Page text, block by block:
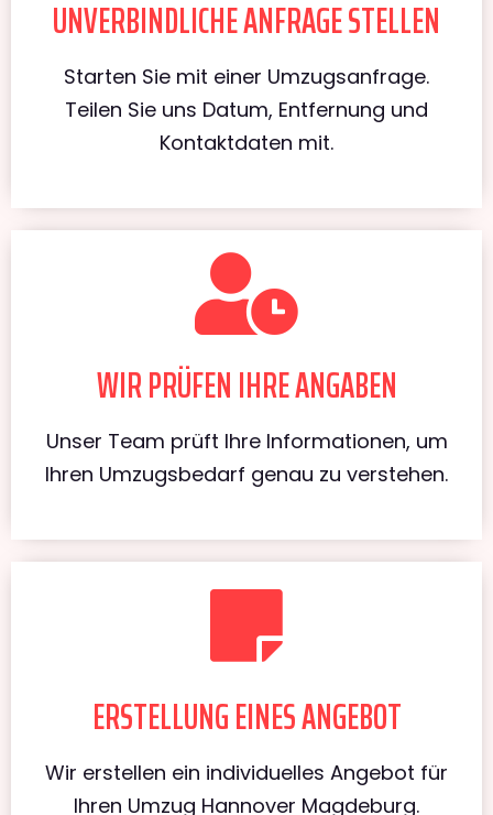
UNVERBINDLICHE ANFRAGE STELLEN
Starten Sie mit einer Umzugsanfrage.
Teilen Sie uns Datum, Entfernung und
Kontaktdaten mit.
WIR PRÜFEN IHRE ANGABEN
Unser Team prüft Ihre Informationen, um
Ihren Umzugsbedarf genau zu verstehen.
ERSTELLUNG EINES ANGEBOT
Wir erstellen ein individuelles Angebot für
Ihren Umzug Hannover Magdeburg.